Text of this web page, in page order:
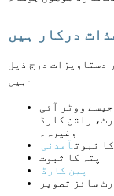
درکار ہیں
دستاویزات درج ذیل
ہیں-
ووٹر آئی
راشن کارڈ
وغیرہ۔
کا ثبوت آمدنی
پتہ کا ثبوت
پین کارڈ
سائز تصویر